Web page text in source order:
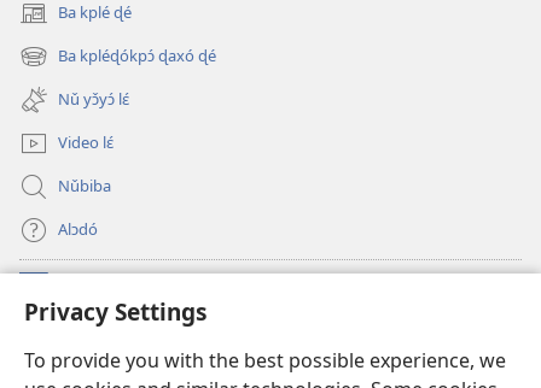
Privacy Settings
To provide you with the best possible experience, we
Ba kplé ɖé
(opens
new
window)
Ba kpléɖókpɔ́ ɖaxó ɖé
(opens
new
window)
Nǔ yɔ̌yɔ́ lɛ́
Video lɛ́
Nǔbiba
Alɔdó
(opens
new
WEMASƐXWETƐN ƐNTƐNƐTI JÍ TƆN Watchtower Tɔn
(opens